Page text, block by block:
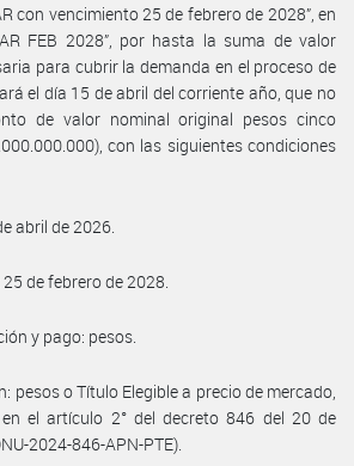
con vencimiento 25 de febrero de 2028”, en
FEB 2028”, por hasta la suma de valor
para cubrir la demanda en el proceso de
el día 15 de abril del corriente año, que no
de valor nominal original pesos cinco
con las siguientes condiciones
abril de 2026.
de febrero de 2028.
y pago: pesos.
pesos o Título Elegible a precio de mercado,
el artículo 2° del decreto 846 del 20 de
2024-846-APN-PTE).